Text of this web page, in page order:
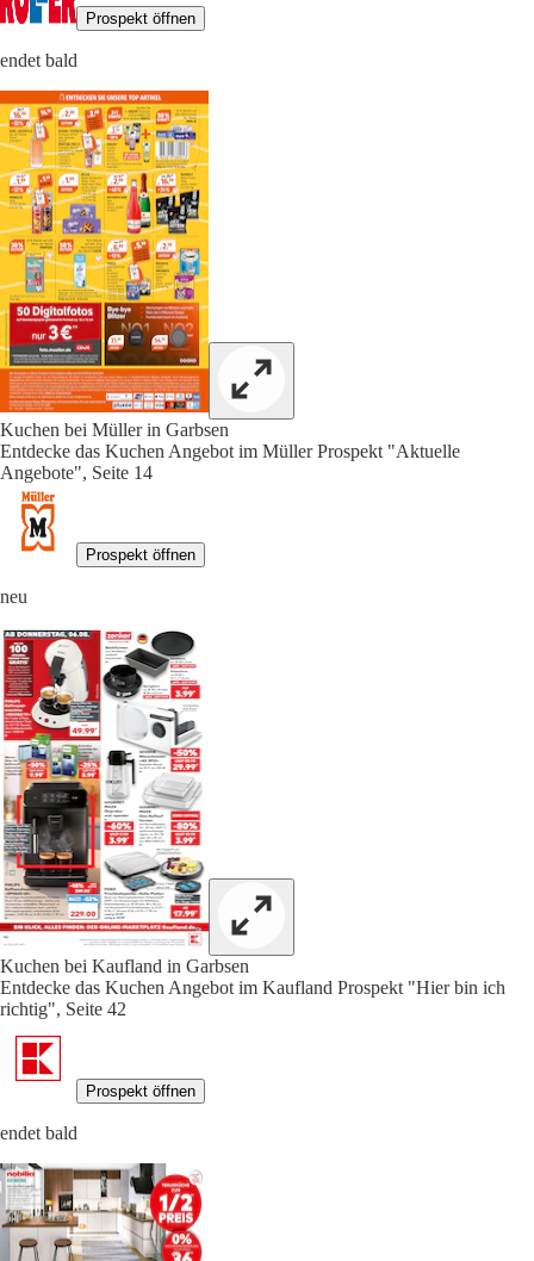
Prospekt öffnen
endet bald
Kuchen bei Müller in Garbsen
Entdecke das Kuchen Angebot im Müller Prospekt "Aktuelle
Angebote", Seite 14
Prospekt öffnen
neu
Kuchen bei Kaufland in Garbsen
Entdecke das Kuchen Angebot im Kaufland Prospekt "Hier bin ich
richtig", Seite 42
Prospekt öffnen
endet bald